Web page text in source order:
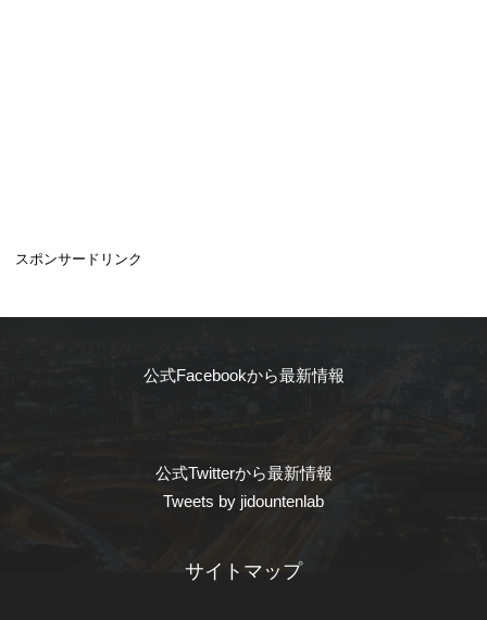
スポンサードリンク
公式Facebookから最新情報
公式Twitterから最新情報
Tweets by jidountenlab
サイトマップ